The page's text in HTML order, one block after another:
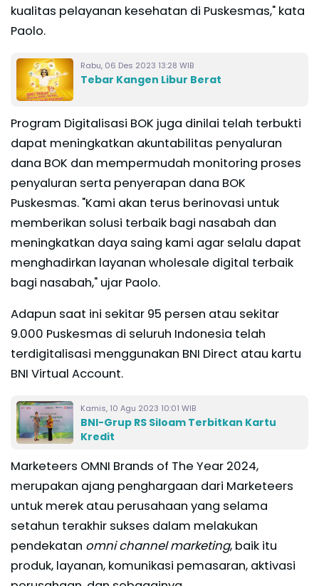
kualitas pelayanan kesehatan di Puskesmas," kata
Paolo.
Rabu, 06 Des 2023 13:28 WIB
Tebar Kangen Libur Berat
Program Digitalisasi BOK juga dinilai telah terbukti
dapat meningkatkan akuntabilitas penyaluran
dana BOK dan mempermudah monitoring proses
penyaluran serta penyerapan dana BOK
Puskesmas. "Kami akan terus berinovasi untuk
memberikan solusi terbaik bagi nasabah dan
meningkatkan daya saing kami agar selalu dapat
menghadirkan layanan wholesale digital terbaik
bagi nasabah," ujar Paolo.
Adapun saat ini sekitar 95 persen atau sekitar
9.000 Puskesmas di seluruh Indonesia telah
terdigitalisasi menggunakan BNI Direct atau kartu
BNI Virtual Account.
Kamis, 10 Agu 2023 10:01 WIB
BNI-Grup RS Siloam Terbitkan Kartu
Kredit
Marketeers OMNI Brands of The Year 2024,
merupakan ajang penghargaan dari Marketeers
untuk merek atau perusahaan yang selama
setahun terakhir sukses dalam melakukan
pendekatan omni channel marketing, baik itu
produk, layanan, komunikasi pemasaran, aktivasi